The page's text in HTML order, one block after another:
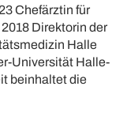
Chefärztin für
Direktorin der
Halle
Universität Halle-
beinhaltet die